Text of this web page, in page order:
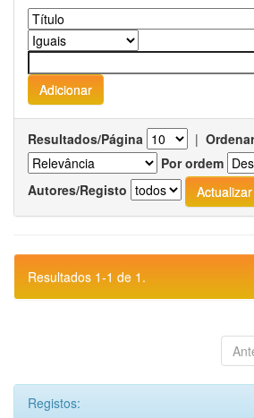
Resultados/Página |
Por ordem
Autores/Registo
Resultados 1-1 de 1.
Registos: